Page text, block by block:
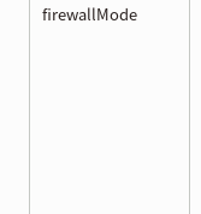
firewallMode